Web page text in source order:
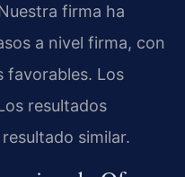
firma ha
a nivel firma, con
favorables. Los
resultados
similar.